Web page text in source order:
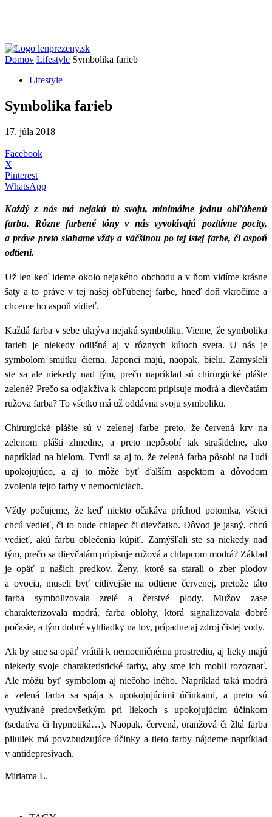
Domov Lifestyle Symbolika farieb
Lifestyle
Symbolika farieb
17. júla 2018
Facebook
X
Pinterest
WhatsApp
Každý z nás má nejakú tú svoju, minimálne jednu obľúbenú
farbu. Rôzne farbené tóny v nás vyvolávajú pozitívne pocity,
a práve preto siahame vždy a väčšinou po tej istej farbe, či aspoň
odtieni.
Už len keď ideme okolo nejakého obchodu a v ňom vidíme krásne
šaty a to práve v tej našej obľúbenej farbe, hneď doň vkročíme a
chceme ho aspoň vidieť.
Každá farba v sebe ukrýva nejakú symboliku. Vieme, že symbolika
farieb je niekedy odlišná aj v rôznych kútoch sveta. U nás je
symbolom smútku čierna, Japonci majú, naopak, bielu. Zamysleli
ste sa ale niekedy nad tým, prečo napríklad sú chirurgické plášte
zelené? Prečo sa odjakživa k chlapcom pripisuje modrá a dievčatám
ružova farba? To všetko má už oddávna svoju symboliku.
Chirurgické plášte sú v zelenej farbe preto, že červená krv na
zelenom plášti zhnedne, a preto nepôsobí tak strašidelne, ako
napríklad na bielom. Tvrdí sa aj to, že zelená farba pôsobí na ľudí
upokojujúco, a aj to môže byť ďalším aspektom a dôvodom
zvolenia tejto farby v nemocniciach.
Vždy počujeme, že keď niekto očakáva príchod potomka, všetci
chcú vedieť, či to bude chlapec či dievčatko. Dôvod je jasný, chcú
vedieť, akú farbu oblečenia kúpiť. Zamýšľali ste sa niekedy nad
tým, prečo sa dievčatám pripisuje ružová a chlapcom modrá? Základ
je opäť u našich predkov. Ženy, ktoré sa starali o zber plodov
a ovocia, museli byť citlivejšie na odtiene červenej, pretože táto
farba symbolizovala zrelé a čerstvé plody. Mužov zase
charakterizovala modrá, farba oblohy, ktorá signalizovala dobré
počasie, a tým dobré vyhliadky na lov, prípadne aj zdroj čistej vody.
Ak by sme sa opäť vrátili k nemocničnému prostrediu, aj lieky majú
niekedy svoje charakteristické farby, aby sme ich mohli rozoznať.
Ale môžu byť symbolom aj niečoho iného. Napríklad taká modrá
a zelená farba sa spája s upokojujúcimi účinkami, a preto sú
využívané predovšetkým pri liekoch s upokojujúcim účinkom
(sedatíva či hypnotiká…). Naopak, červená, oranžová či žltá farba
piluliek má povzbudzujúce účinky a tieto farby nájdeme napríklad
v antidepresívach.
Miriama L.